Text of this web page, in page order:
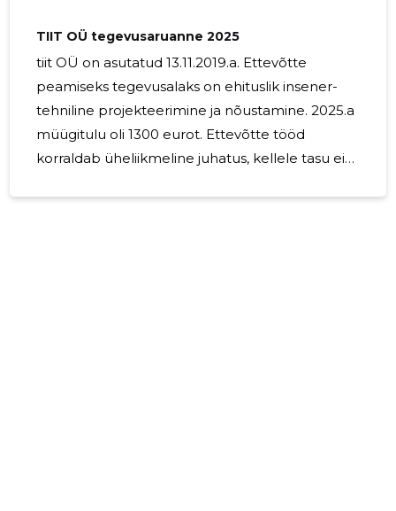
TIIT OÜ tegevusaruanne 2025
tiit OÜ on asutatud 13.11.2019.a. Ettevõtte
peamiseks tegevusalaks on ehituslik insener-
tehniline projekteerimine ja nõustamine. 2025.a
müügitulu oli 1300 eurot. Ettevõtte tööd
korraldab üheliikmeline juhatus, kellele tasu ei